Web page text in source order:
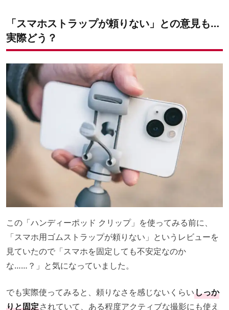
「スマホストラップが頼りない」との意見も…
実際どう？
この「ハンディーポッド クリップ」を使ってみる前に、
「スマホ用ゴムストラップが頼りない」というレビューを
見ていたので「スマホを固定しても不安定なのか
な……？」と気になっていました。
でも実際使ってみると、頼りなさを感じないくらいしっか
りと固定されていて、ある程度アクティブな撮影にも使え